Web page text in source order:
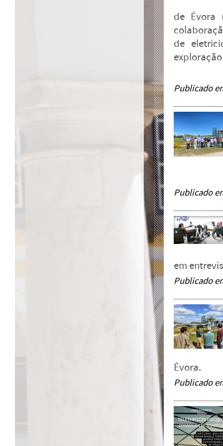
de Évora
de
Publicado
Publicado
em
Publicado
Évora.
Publicado